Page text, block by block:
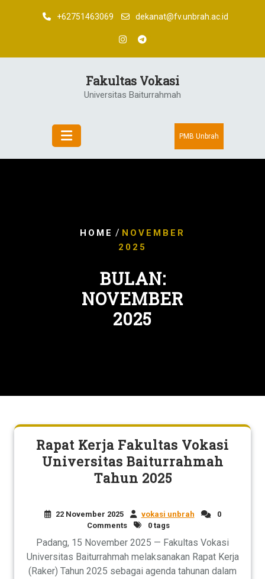
+62751463069 dekanat@fv.unbrah.ac.id
Fakultas Vokasi
Universitas Baiturrahmah
PMB Unbrah
HOME / NOVEMBER
2025
BULAN:
NOVEMBER
2025
Rapat Kerja Fakultas Vokasi
Universitas Baiturrahmah
Tahun 2025
22 November 2025 vokasi unbrah
0
Comments
0 tags
Padang, 15 November 2025 — Fakultas Vokasi
Universitas Baiturrahmah melaksanakan Rapat Kerja
(Raker) Tahun 2025 sebagai agenda tahunan dalam